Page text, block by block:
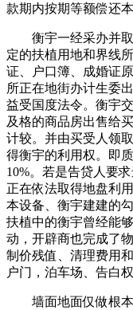
款期内按期等额偿还本
衡宇一经采办并取
定的扶植用地和界线
证、户口簿、成婚证
所正在地街办计生委
益受国度法令。衡宇
及格的商品房出售给
计较。并由买受人领
得衡宇的利用权。即
10%。若是告贷人要
正在依法取得地盘利
本设备、衡宇建建的
扶植中的衡宇曾经能
动，开辟商也完成了
制价残值、清理费用
户门，泊车场、告白
墙面地面仅做根本